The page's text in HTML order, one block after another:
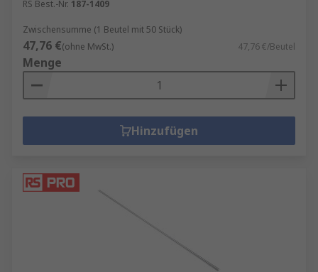
RS Best.-Nr. 187-1409
Zwischensumme (1 Beutel mit 50 Stück)
47,76 €(ohne MwSt.) 47,76 €/Beutel
Menge
Hinzufügen